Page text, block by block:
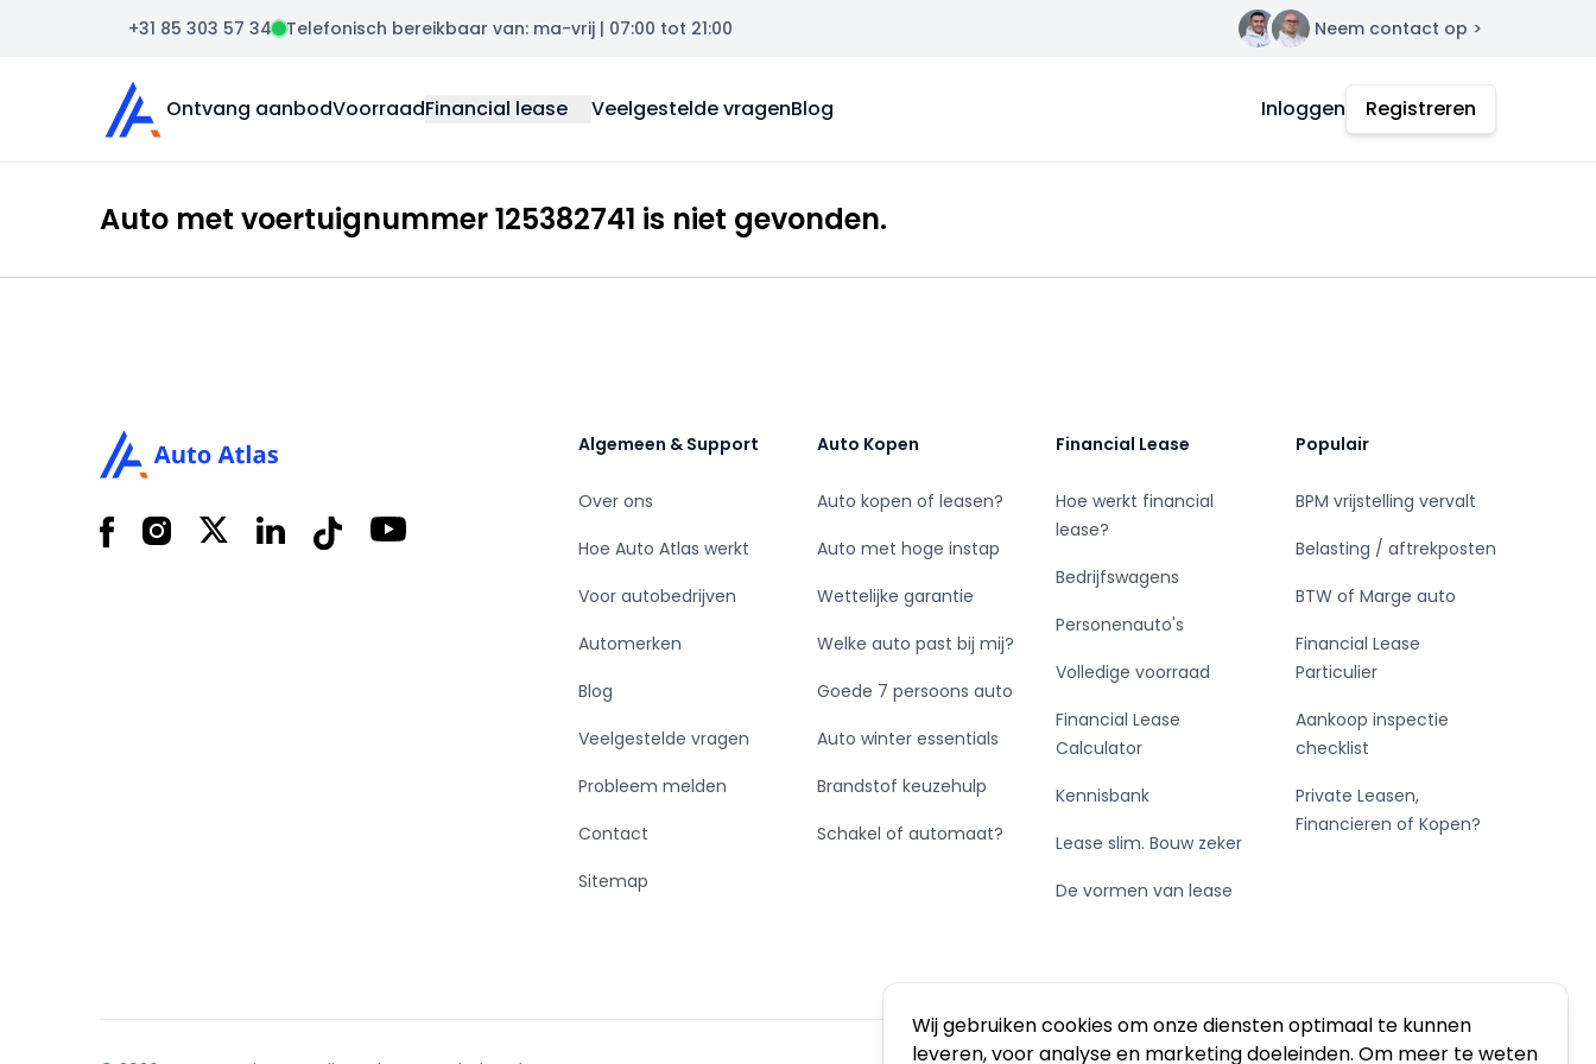
Wij gebruiken cookies om onze diensten optimaal te kunnen
leveren, voor analyse en marketing doeleinden. Om meer te weten
+31 85 303 57 34 Telefonisch bereikbaar van: ma-vrij | 07:00 tot 21:00 Contact Neem contact op >
Auto Atlas
Ontvang aanbodVoorraadFinancial lease Veelgestelde vragenBlog Inloggen Registreren
Auto met voertuignummer 125382741 is niet gevonden.
FacebookInstagram
X LinkedInTiktok YouTube
Algemeen & Support
Over ons
Hoe Auto Atlas werkt
Voor autobedrijven
Automerken
Blog
Veelgestelde vragen
Probleem melden
Contact
Sitemap
Auto Kopen
Auto kopen of leasen?
Auto met hoge instap
Wettelijke garantie
Welke auto past bij mij?
Goede 7 persoons auto
Auto winter essentials
Brandstof keuzehulp
Schakel of automaat?
Financial Lease
Hoe werkt financial
lease?
Bedrijfswagens
Personenauto's
Volledige voorraad
Financial Lease
Calculator
Kennisbank
Lease slim. Bouw zeker
De vormen van lease
Populair
BPM vrijstelling vervalt
Belasting / aftrekposten
BTW of Marge auto
Financial Lease
Particulier
Aankoop inspectie
checklist
Private Leasen,
Financieren of Kopen?